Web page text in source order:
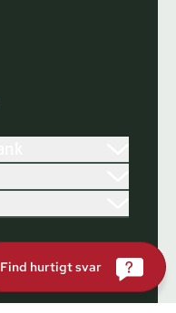
Find hurtigt svar